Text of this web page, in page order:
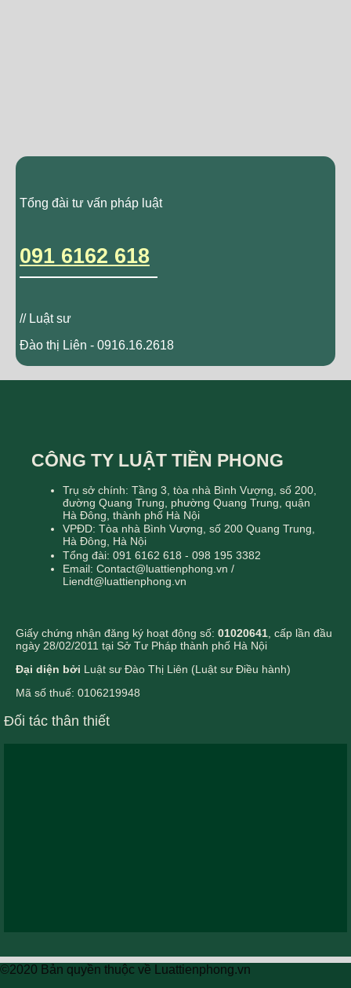
Tổng đài tư vấn pháp luật
091 6162 618
// Luật sư
Đào thị Liên - 0916.16.2618
CÔNG TY LUẬT TIỀN PHONG
Trụ sở chính: Tầng 3, tòa nhà Bình Vượng, số 200,
đường Quang Trung, phường Quang Trung, quận
Hà Đông, thành phố Hà Nội
VPĐD: Tòa nhà Bình Vượng, số 200 Quang Trung,
Hà Đông, Hà Nội
Tổng đài: 091 6162 618 - 098 195 3382
Email: Contact@luattienphong.vn /
Liendt@luattienphong.vn
Giấy chứng nhận đăng ký hoạt động số: 01020641 , cấp lần đầu
ngày 28/02/2011 tại Sở Tư Pháp thành phố Hà Nội
Đại diện bởi Luật sư Đào Thị Liên (Luật sư Điều hành)
Mã số thuế: 0106219948
Đối tác thân thiết
©2020 Bản quyền thuộc về Luattienphong.vn